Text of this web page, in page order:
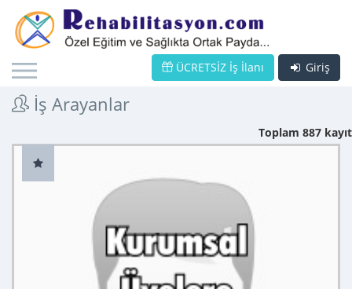
Giriş
ÜCRETSİZ İş İlanı
İş Arayanlar
Toplam 887 kayıt